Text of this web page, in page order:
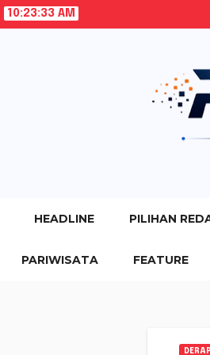
10:23:35 AM
HEADLINE PILIHAN
PARIWISATA FEATURE